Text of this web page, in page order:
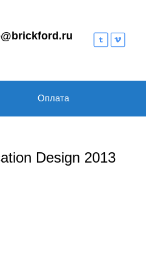
Оплата
Design 2013